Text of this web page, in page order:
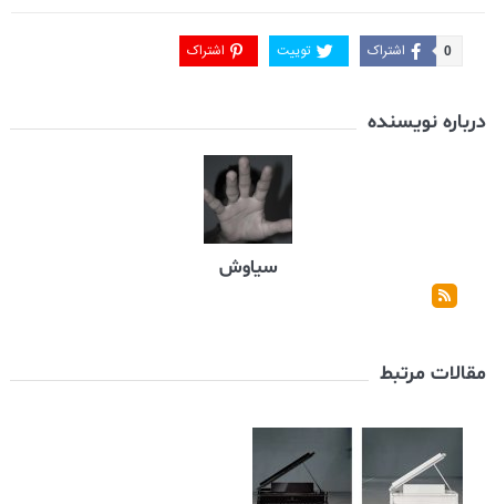
اشتراک 0 توییت اشتراک
درباره نویسنده
سیاوش
مقالات مرتبط